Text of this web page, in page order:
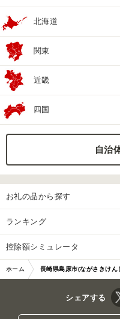
北海道
関東
近畿
四国
自治
お礼の品から探す
ランキング
控除額シミュレータ
ホーム 長崎県島原市(ながさきけん
シェアする